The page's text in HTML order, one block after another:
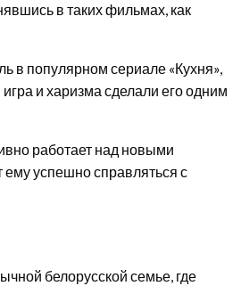
в таких фильмах, как
в популярном сериале «Кухня»,
и харизма сделали его одним
работает над новыми
ему успешно справляться с
белорусской семье, где